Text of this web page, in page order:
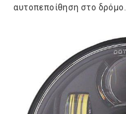
αυτοπεποίθηση στο δρόμο.